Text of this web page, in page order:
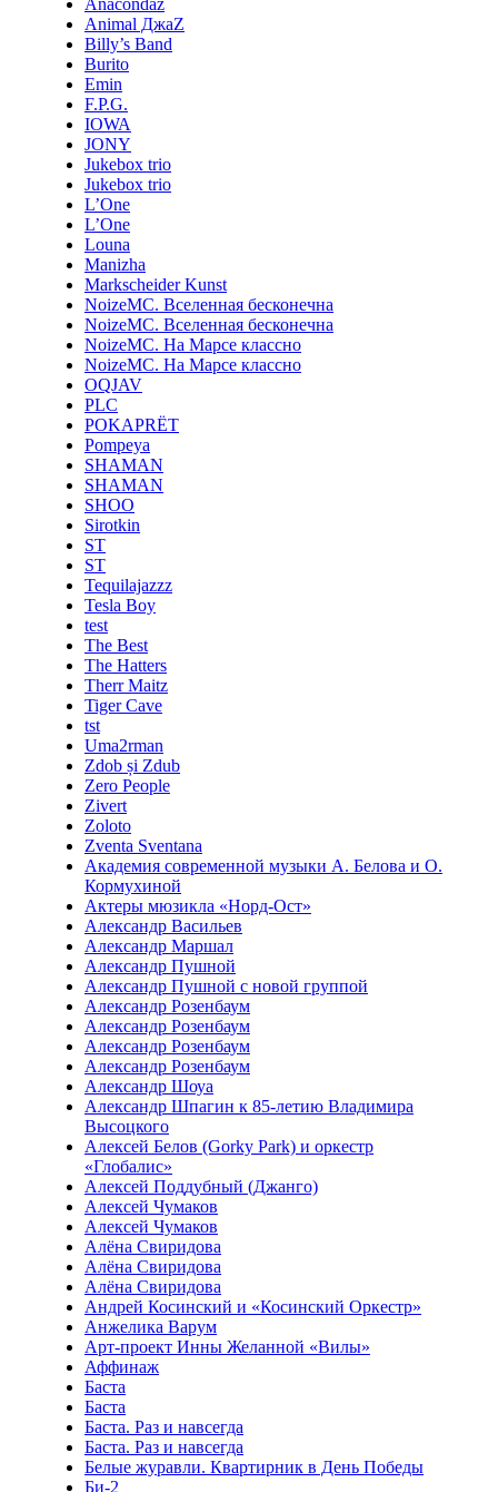
Anacondaz
Animal ДжаZ
Billy’s Band
Burito
Emin
F.P.G.
IOWA
JONY
Jukebox trio
Jukebox trio
L’One
L’One
Louna
Manizha
Markscheider Kunst
NoizeMC. Вселенная бесконечна
NoizeMC. Вселенная бесконечна
NoizeMC. На Марсе классно
NoizeMC. На Марсе классно
OQJAV
PLC
POKAPRЁT
Pompeya
SHAMAN
SHAMAN
SHOO
Sirotkin
ST
ST
Tequilajazzz
Tesla Boy
test
The Best
The Hatters
Therr Maitz
Tiger Cave
tst
Uma2rman
Zdob și Zdub
Zero People
Zivert
Zoloto
Zventa Sventana
Академия современной музыки А. Белова и О.
Кормухиной
Актеры мюзикла «Норд-Ост»
Александр Васильев
Александр Маршал
Александр Пушной
Александр Пушной с новой группой
Александр Розенбаум
Александр Розенбаум
Александр Розенбаум
Александр Розенбаум
Александр Шоуа
Александр Шпагин к 85-летию Владимира
Высоцкого
Алексей Белов (Gorky Park) и оркестр
«Глобалис»
Алексей Поддубный (Джанго)
Алексей Чумаков
Алексей Чумаков
Алёна Свиридова
Алёна Свиридова
Алёна Свиридова
Андрей Косинский и «Косинский Оркестр»
Анжелика Варум
Арт-проект Инны Желанной «Вилы»
Аффинаж
Баста
Баста
Баста. Раз и навсегда
Баста. Раз и навсегда
Белые журавли. Квартирник в День Победы
Би-2